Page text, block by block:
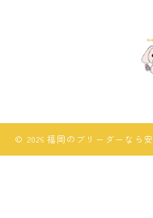
© 2026 福岡のブリーダーなら